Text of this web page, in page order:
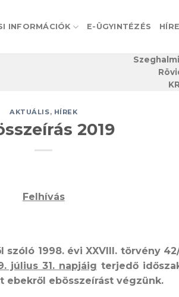
INFORMÁCIÓK E-ÜGYINTÉZÉS
AKTUÁLIS, HÍREK
2019
Felhívás
1998. évi XXVIII. törvény
július 31. napjáig terjedő
ebekről ebösszeírást végzünk.